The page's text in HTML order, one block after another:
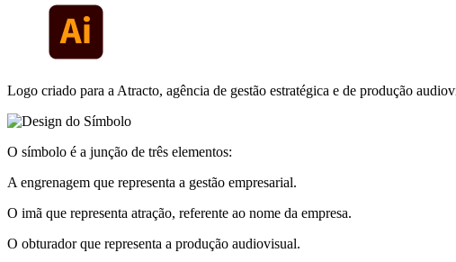
Logo criado para a Atracto, agência de gestão estratégica e de produção
O símbolo é a junção de três elementos:
A engrenagem que representa a gestão empresarial.
O imã que representa atração, referente ao nome da empresa.
O obturador que representa a produção audiovisual.